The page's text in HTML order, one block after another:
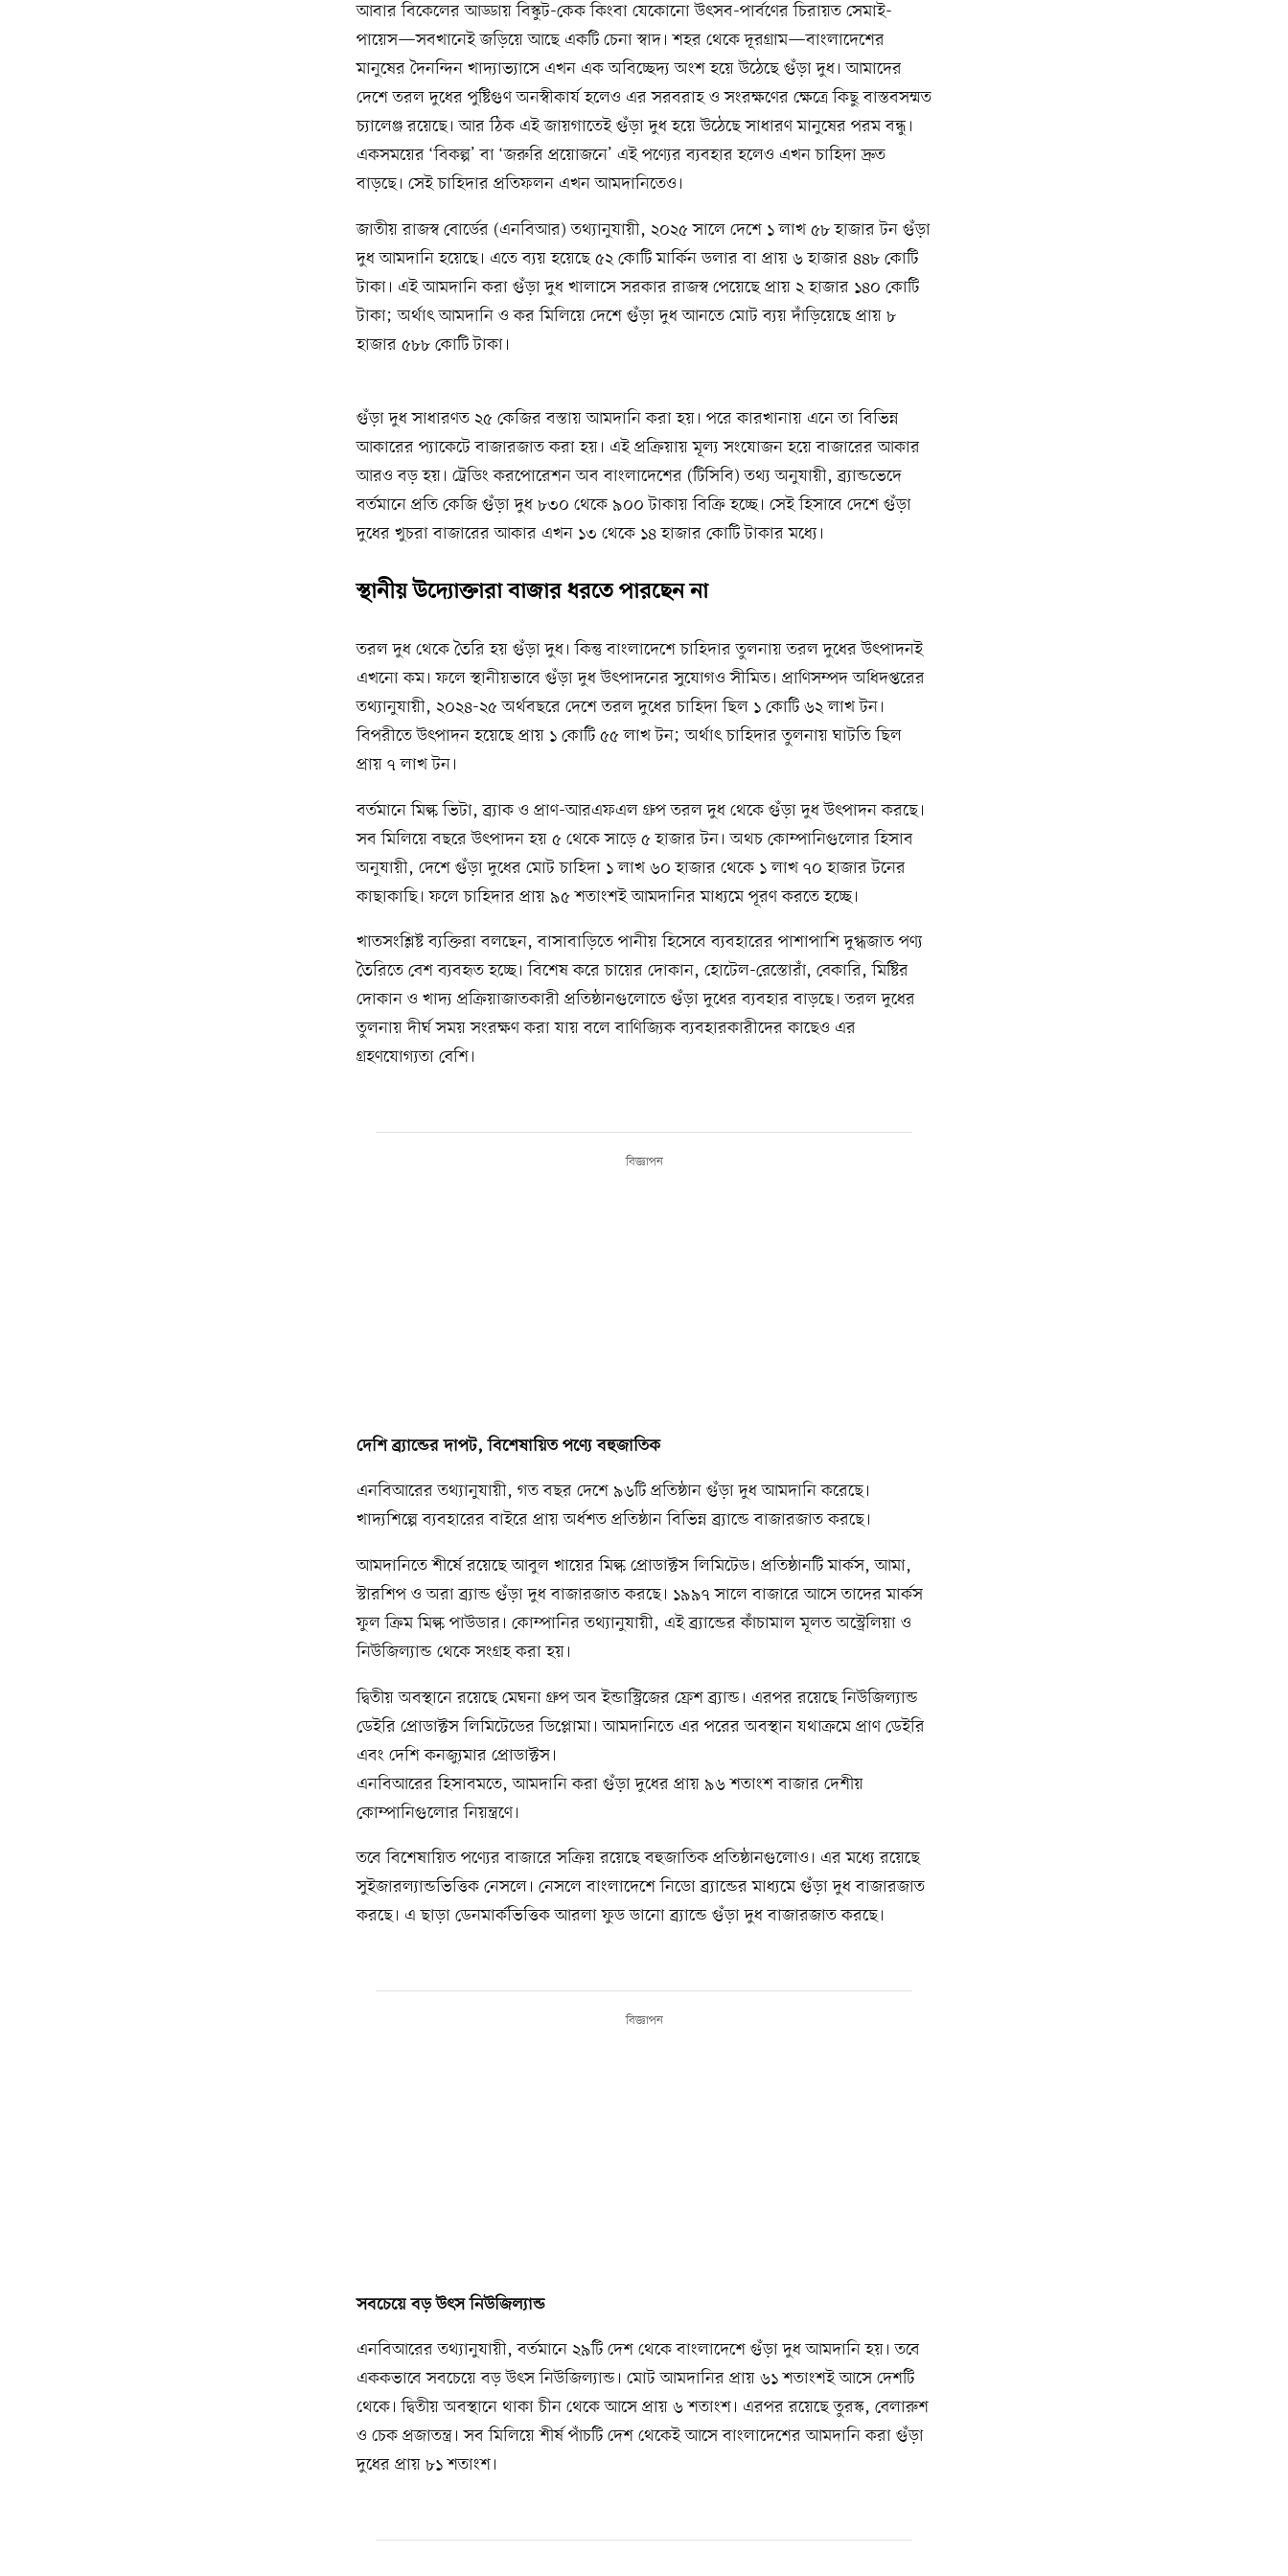
আবার বিকেলের আড্ডায় বিস্কুট-কেক কিংবা যেকোনো উৎসব-পার্বণের চিরায়ত সেমাই-
পায়েস—সবখানেই জড়িয়ে আছে একটি চেনা স্বাদ। শহর থেকে দূরগ্রাম—বাংলাদেশের
মানুষের দৈনন্দিন খাদ্যাভ্যাসে এখন এক অবিচ্ছেদ্য অংশ হয়ে উঠেছে গুঁড়া দুধ। আমাদের
দেশে তরল দুধের পুষ্টিগুণ অনস্বীকার্য হলেও এর সরবরাহ ও সংরক্ষণের ক্ষেত্রে কিছু বাস্তবসম্মত
চ্যালেঞ্জ রয়েছে। আর ঠিক এই জায়গাতেই গুঁড়া দুধ হয়ে উঠেছে সাধারণ মানুষের পরম বন্ধু।
একসময়ের ‘বিকল্প’ বা ‘জরুরি প্রয়োজনে’ এই পণ্যের ব্যবহার হলেও এখন চাহিদা দ্রুত
বাড়ছে। সেই চাহিদার প্রতিফলন এখন আমদানিতেও।
জাতীয় রাজস্ব বোর্ডের (এনবিআর) তথ্যানুযায়ী, ২০২৫ সালে দেশে ১ লাখ ৫৮ হাজার টন গুঁড়া
দুধ আমদানি হয়েছে। এতে ব্যয় হয়েছে ৫২ কোটি মার্কিন ডলার বা প্রায় ৬ হাজার ৪৪৮ কোটি
টাকা। এই আমদানি করা গুঁড়া দুধ খালাসে সরকার রাজস্ব পেয়েছে প্রায় ২ হাজার ১৪০ কোটি
টাকা; অর্থাৎ আমদানি ও কর মিলিয়ে দেশে গুঁড়া দুধ আনতে মোট ব্যয় দাঁড়িয়েছে প্রায় ৮
হাজার ৫৮৮ কোটি টাকা।
গুঁড়া দুধ সাধারণত ২৫ কেজির বস্তায় আমদানি করা হয়। পরে কারখানায় এনে তা বিভিন্ন
আকারের প্যাকেটে বাজারজাত করা হয়। এই প্রক্রিয়ায় মূল্য সংযোজন হয়ে বাজারের আকার
আরও বড় হয়। ট্রেডিং করপোরেশন অব বাংলাদেশের (টিসিবি) তথ্য অনুযায়ী, ব্র্যান্ডভেদে
বর্তমানে প্রতি কেজি গুঁড়া দুধ ৮৩০ থেকে ৯০০ টাকায় বিক্রি হচ্ছে। সেই হিসাবে দেশে গুঁড়া
দুধের খুচরা বাজারের আকার এখন ১৩ থেকে ১৪ হাজার কোটি টাকার মধ্যে।
স্থানীয় উদ্যোক্তারা বাজার ধরতে পারছেন না
তরল দুধ থেকে তৈরি হয় গুঁড়া দুধ। কিন্তু বাংলাদেশে চাহিদার তুলনায় তরল দুধের উৎপাদনই
এখনো কম। ফলে স্থানীয়ভাবে গুঁড়া দুধ উৎপাদনের সুযোগও সীমিত। প্রাণিসম্পদ অধিদপ্তরের
তথ্যানুযায়ী, ২০২৪-২৫ অর্থবছরে দেশে তরল দুধের চাহিদা ছিল ১ কোটি ৬২ লাখ টন।
বিপরীতে উৎপাদন হয়েছে প্রায় ১ কোটি ৫৫ লাখ টন; অর্থাৎ চাহিদার তুলনায় ঘাটতি ছিল
প্রায় ৭ লাখ টন।
বর্তমানে মিল্ক ভিটা, ব্র্যাক ও প্রাণ-আরএফএল গ্রুপ তরল দুধ থেকে গুঁড়া দুধ উৎপাদন করছে।
সব মিলিয়ে বছরে উৎপাদন হয় ৫ থেকে সাড়ে ৫ হাজার টন। অথচ কোম্পানিগুলোর হিসাব
অনুযায়ী, দেশে গুঁড়া দুধের মোট চাহিদা ১ লাখ ৬০ হাজার থেকে ১ লাখ ৭০ হাজার টনের
কাছাকাছি। ফলে চাহিদার প্রায় ৯৫ শতাংশই আমদানির মাধ্যমে পূরণ করতে হচ্ছে।
খাতসংশ্লিষ্ট ব্যক্তিরা বলছেন, বাসাবাড়িতে পানীয় হিসেবে ব্যবহারের পাশাপাশি দুগ্ধজাত পণ্য
তৈরিতে বেশ ব্যবহৃত হচ্ছে। বিশেষ করে চায়ের দোকান, হোটেল-রেস্তোরাঁ, বেকারি, মিষ্টির
দোকান ও খাদ্য প্রক্রিয়াজাতকারী প্রতিষ্ঠানগুলোতে গুঁড়া দুধের ব্যবহার বাড়ছে। তরল দুধের
তুলনায় দীর্ঘ সময় সংরক্ষণ করা যায় বলে বাণিজ্যিক ব্যবহারকারীদের কাছেও এর
গ্রহণযোগ্যতা বেশি।
বিজ্ঞাপন
দেশি ব্র্যান্ডের দাপট, বিশেষায়িত পণ্যে বহুজাতিক
এনবিআরের তথ্যানুযায়ী, গত বছর দেশে ৯৬টি প্রতিষ্ঠান গুঁড়া দুধ আমদানি করেছে।
খাদ্যশিল্পে ব্যবহারের বাইরে প্রায় অর্ধশত প্রতিষ্ঠান বিভিন্ন ব্র্যান্ডে বাজারজাত করছে।
আমদানিতে শীর্ষে রয়েছে আবুল খায়ের মিল্ক প্রোডাক্টস লিমিটেড। প্রতিষ্ঠানটি মার্কস, আমা,
স্টারশিপ ও অরা ব্র্যান্ড গুঁড়া দুধ বাজারজাত করছে। ১৯৯৭ সালে বাজারে আসে তাদের মার্কস
ফুল ক্রিম মিল্ক পাউডার। কোম্পানির তথ্যানুযায়ী, এই ব্র্যান্ডের কাঁচামাল মূলত অস্ট্রেলিয়া ও
নিউজিল্যান্ড থেকে সংগ্রহ করা হয়।
দ্বিতীয় অবস্থানে রয়েছে মেঘনা গ্রুপ অব ইন্ডাস্ট্রিজের ফ্রেশ ব্র্যান্ড। এরপর রয়েছে নিউজিল্যান্ড
ডেইরি প্রোডাক্টস লিমিটেডের ডিপ্লোমা। আমদানিতে এর পরের অবস্থান যথাক্রমে প্রাণ ডেইরি
এবং দেশি কনজ্যুমার প্রোডাক্টস।
এনবিআরের হিসাবমতে, আমদানি করা গুঁড়া দুধের প্রায় ৯৬ শতাংশ বাজার দেশীয়
কোম্পানিগুলোর নিয়ন্ত্রণে।
তবে বিশেষায়িত পণ্যের বাজারে সক্রিয় রয়েছে বহুজাতিক প্রতিষ্ঠানগুলোও। এর মধ্যে রয়েছে
সুইজারল্যান্ডভিত্তিক নেসলে। নেসলে বাংলাদেশে নিডো ব্র্যান্ডের মাধ্যমে গুঁড়া দুধ বাজারজাত
করছে। এ ছাড়া ডেনমার্কভিত্তিক আরলা ফুড ডানো ব্র্যান্ডে গুঁড়া দুধ বাজারজাত করছে।
বিজ্ঞাপন
সবচেয়ে বড় উৎস নিউজিল্যান্ড
এনবিআরের তথ্যানুযায়ী, বর্তমানে ২৯টি দেশ থেকে বাংলাদেশে গুঁড়া দুধ আমদানি হয়। তবে
এককভাবে সবচেয়ে বড় উৎস নিউজিল্যান্ড। মোট আমদানির প্রায় ৬১ শতাংশই আসে দেশটি
থেকে। দ্বিতীয় অবস্থানে থাকা চীন থেকে আসে প্রায় ৬ শতাংশ। এরপর রয়েছে তুরস্ক, বেলারুশ
ও চেক প্রজাতন্ত্র। সব মিলিয়ে শীর্ষ পাঁচটি দেশ থেকেই আসে বাংলাদেশের আমদানি করা গুঁড়া
দুধের প্রায় ৮১ শতাংশ।